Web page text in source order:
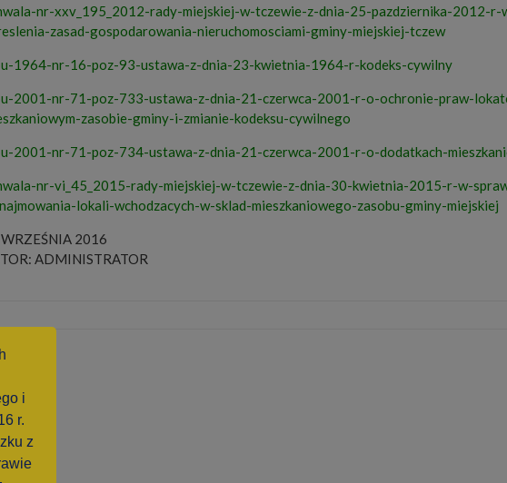
i
r.
z
nr-xxv_195_2012-rady-miejskiej-w-tczewie-z-dnia-25-pazdziernika-2012-r-
zasad-gospodarowania-nieruchomosciami-gminy-miejskiej-tczew
1964-nr-16-poz-93-ustawa-z-dnia-23-kwietnia-1964-r-kodeks-cywilny
2001-nr-71-poz-733-ustawa-z-dnia-21-czerwca-2001-r-o-ochronie-praw-
zasobie-gminy-i-zmianie-kodeksu-cywilnego
2001-nr-71-poz-734-ustawa-z-dnia-21-czerwca-2001-r-o-dodatkach-
nr-vi_45_2015-rady-miejskiej-w-tczewie-z-dnia-30-kwietnia-2015-r-w-
lokali-wchodzacych-w-sklad-mieszkaniowego-zasobu-gminy-miejskiej
2016
ADMINISTRATOR